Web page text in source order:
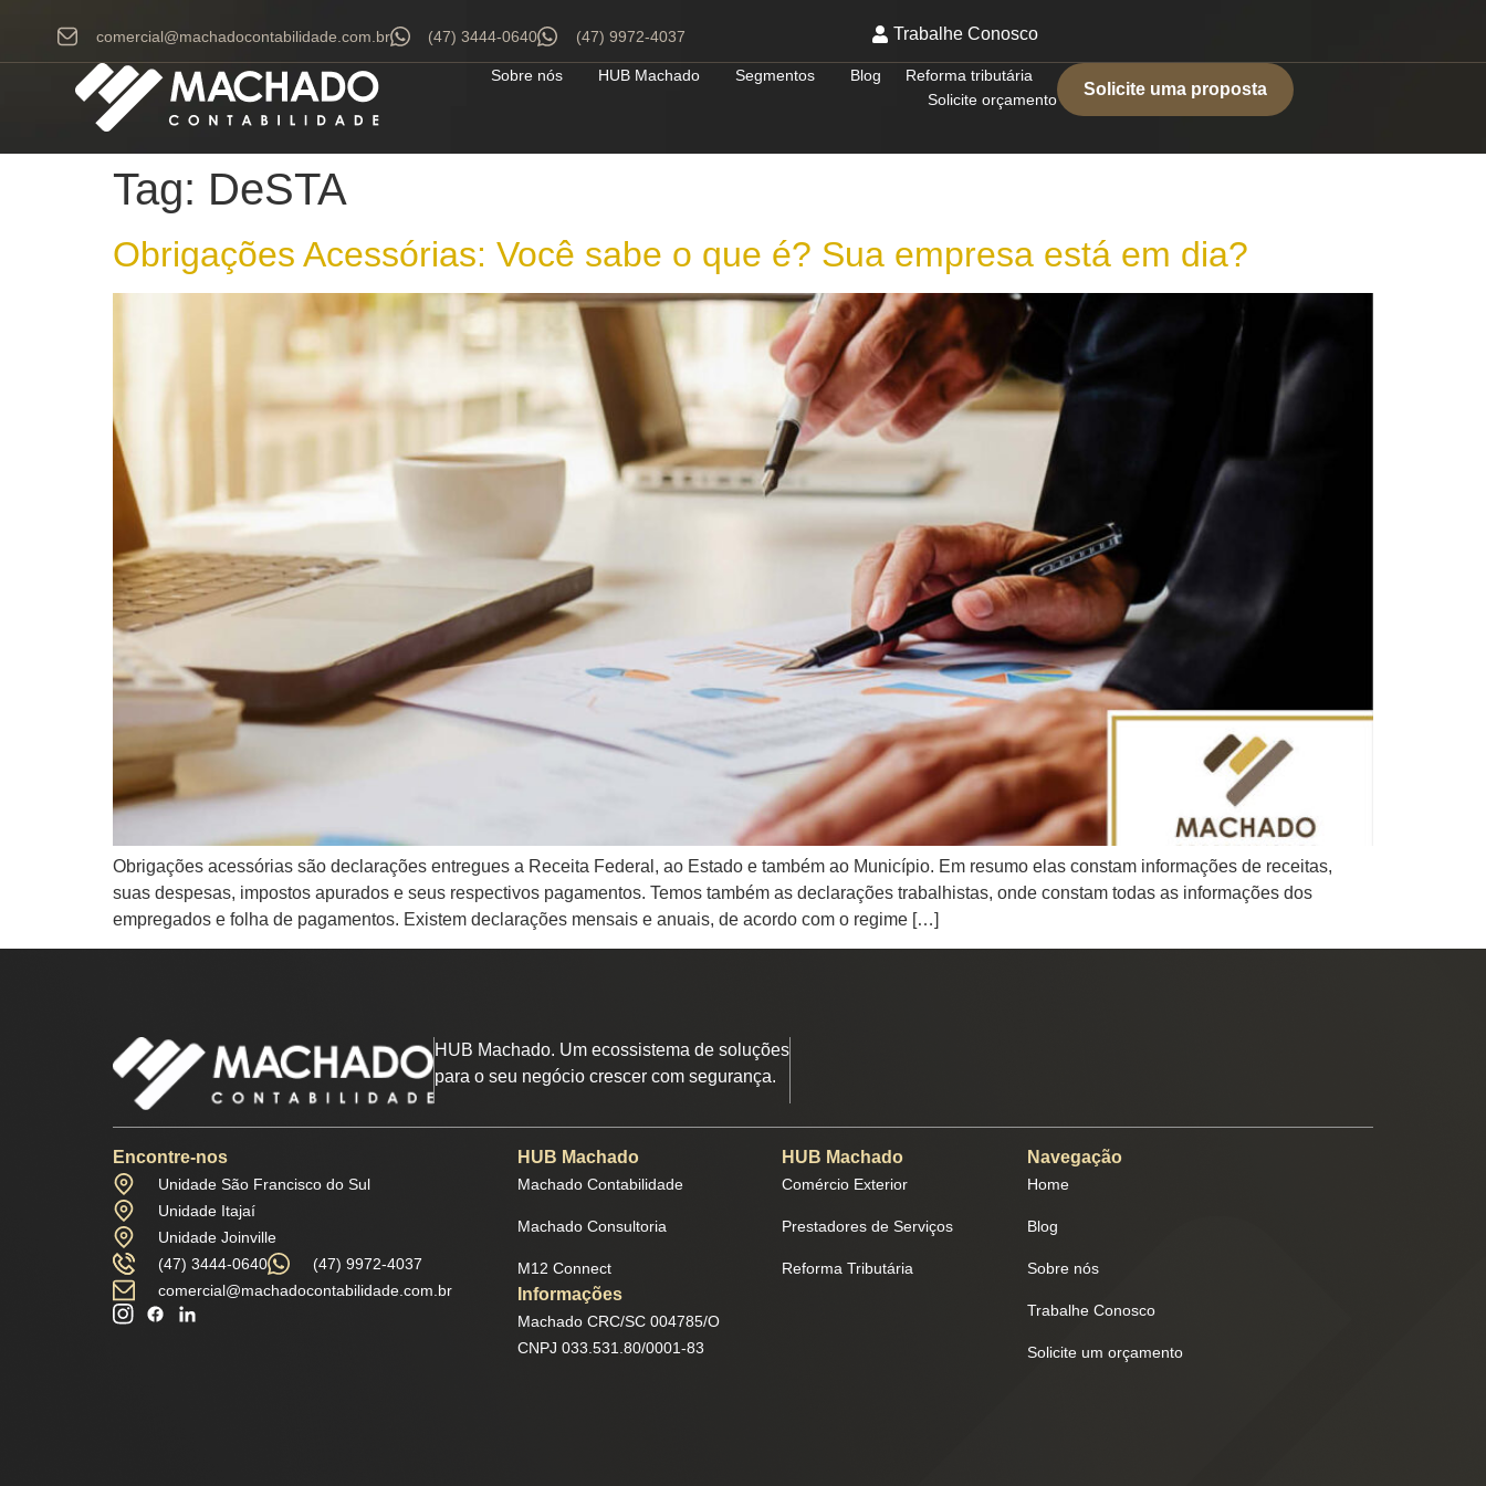
comercial@machadocontabilidade.com.br (47) 3444-0640 (47) 9972-4037 Trabalhe Conosco
Sobre nós HUB Machado Segmentos Blog
Reforma tributária
Solicite orçamento
Solicite uma proposta
Tag: DeSTA
Obrigações Acessórias: Você sabe o que é? Sua empresa está em dia?
Obrigações acessórias são declarações entregues a Receita Federal, ao Estado e também ao Município. Em resumo elas constam informações de receitas,
suas despesas, impostos apurados e seus respectivos pagamentos. Temos também as declarações trabalhistas, onde constam todas as informações dos
empregados e folha de pagamentos. Existem declarações mensais e anuais, de acordo com o regime […]
HUB Machado. Um ecossistema de soluções
para o seu negócio crescer com segurança.
Encontre-nos
Unidade São Francisco do Sul
Unidade Itajaí
Unidade Joinville
(47) 3444-0640
(47) 9972-4037
comercial@machadocontabilidade.com.br
HUB Machado
Machado Contabilidade
Machado Consultoria
M12 Connect
Informações
Machado CRC/SC 004785/O
CNPJ 033.531.80/0001-83
HUB Machado
Comércio Exterior
Prestadores de Serviços
Reforma Tributária
Navegação
Home
Blog
Sobre nós
Trabalhe Conosco
Solicite um orçamento